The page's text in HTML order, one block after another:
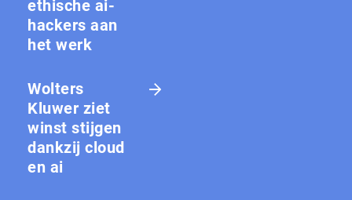
ethische ai-
hackers aan
het werk
Wolters
Kluwer ziet
winst stijgen
dankzij cloud
en ai